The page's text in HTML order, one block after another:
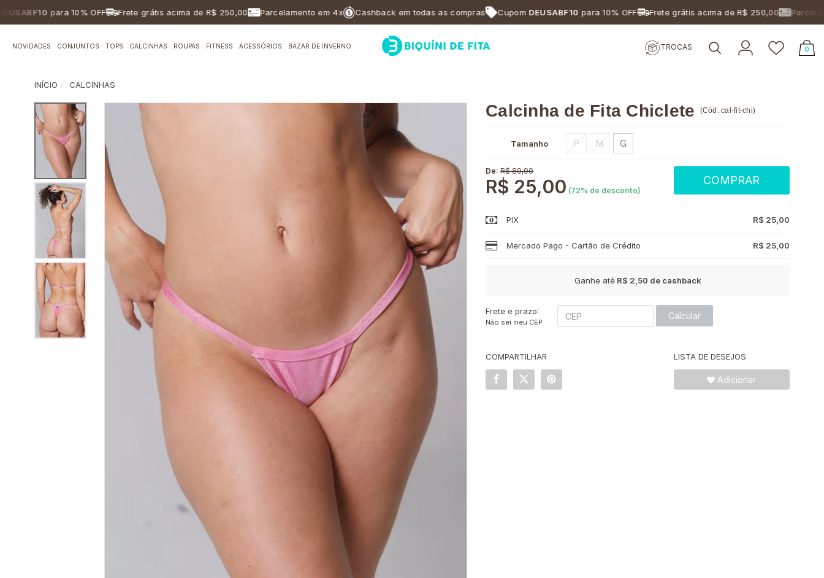
para 10% OFF Frete grátis acima de R$ 250,00 Parcelamento em 4x Cashback em todas as compras CupomDEUSABF10para 10% OFF Frete grátis acima de R$ 250,00 Parcelamento
NOVIDADES CONJUNTOS TOPS CALCINHAS ROUPAS FITNESS ACESSÓRIOS BAZAR DE INVERNO TROCAS 0
INÍCIO CALCINHAS
Calcinha de Fita Chiclete (Cód.cal-fit-chi)
Tamanho P M G
De:R$ 89,90
R$ 25,00 (72% de desconto)
COMPRAR
PIX R$ 25,00
Mercado Pago - Cartão de Crédito R$ 25,00
Ganhe atéR$ 2,50 de cashback
Frete e prazo:
Não sei meu CEP
Calcular
COMPARTILHAR LISTA DE DESEJOS
Adicionar